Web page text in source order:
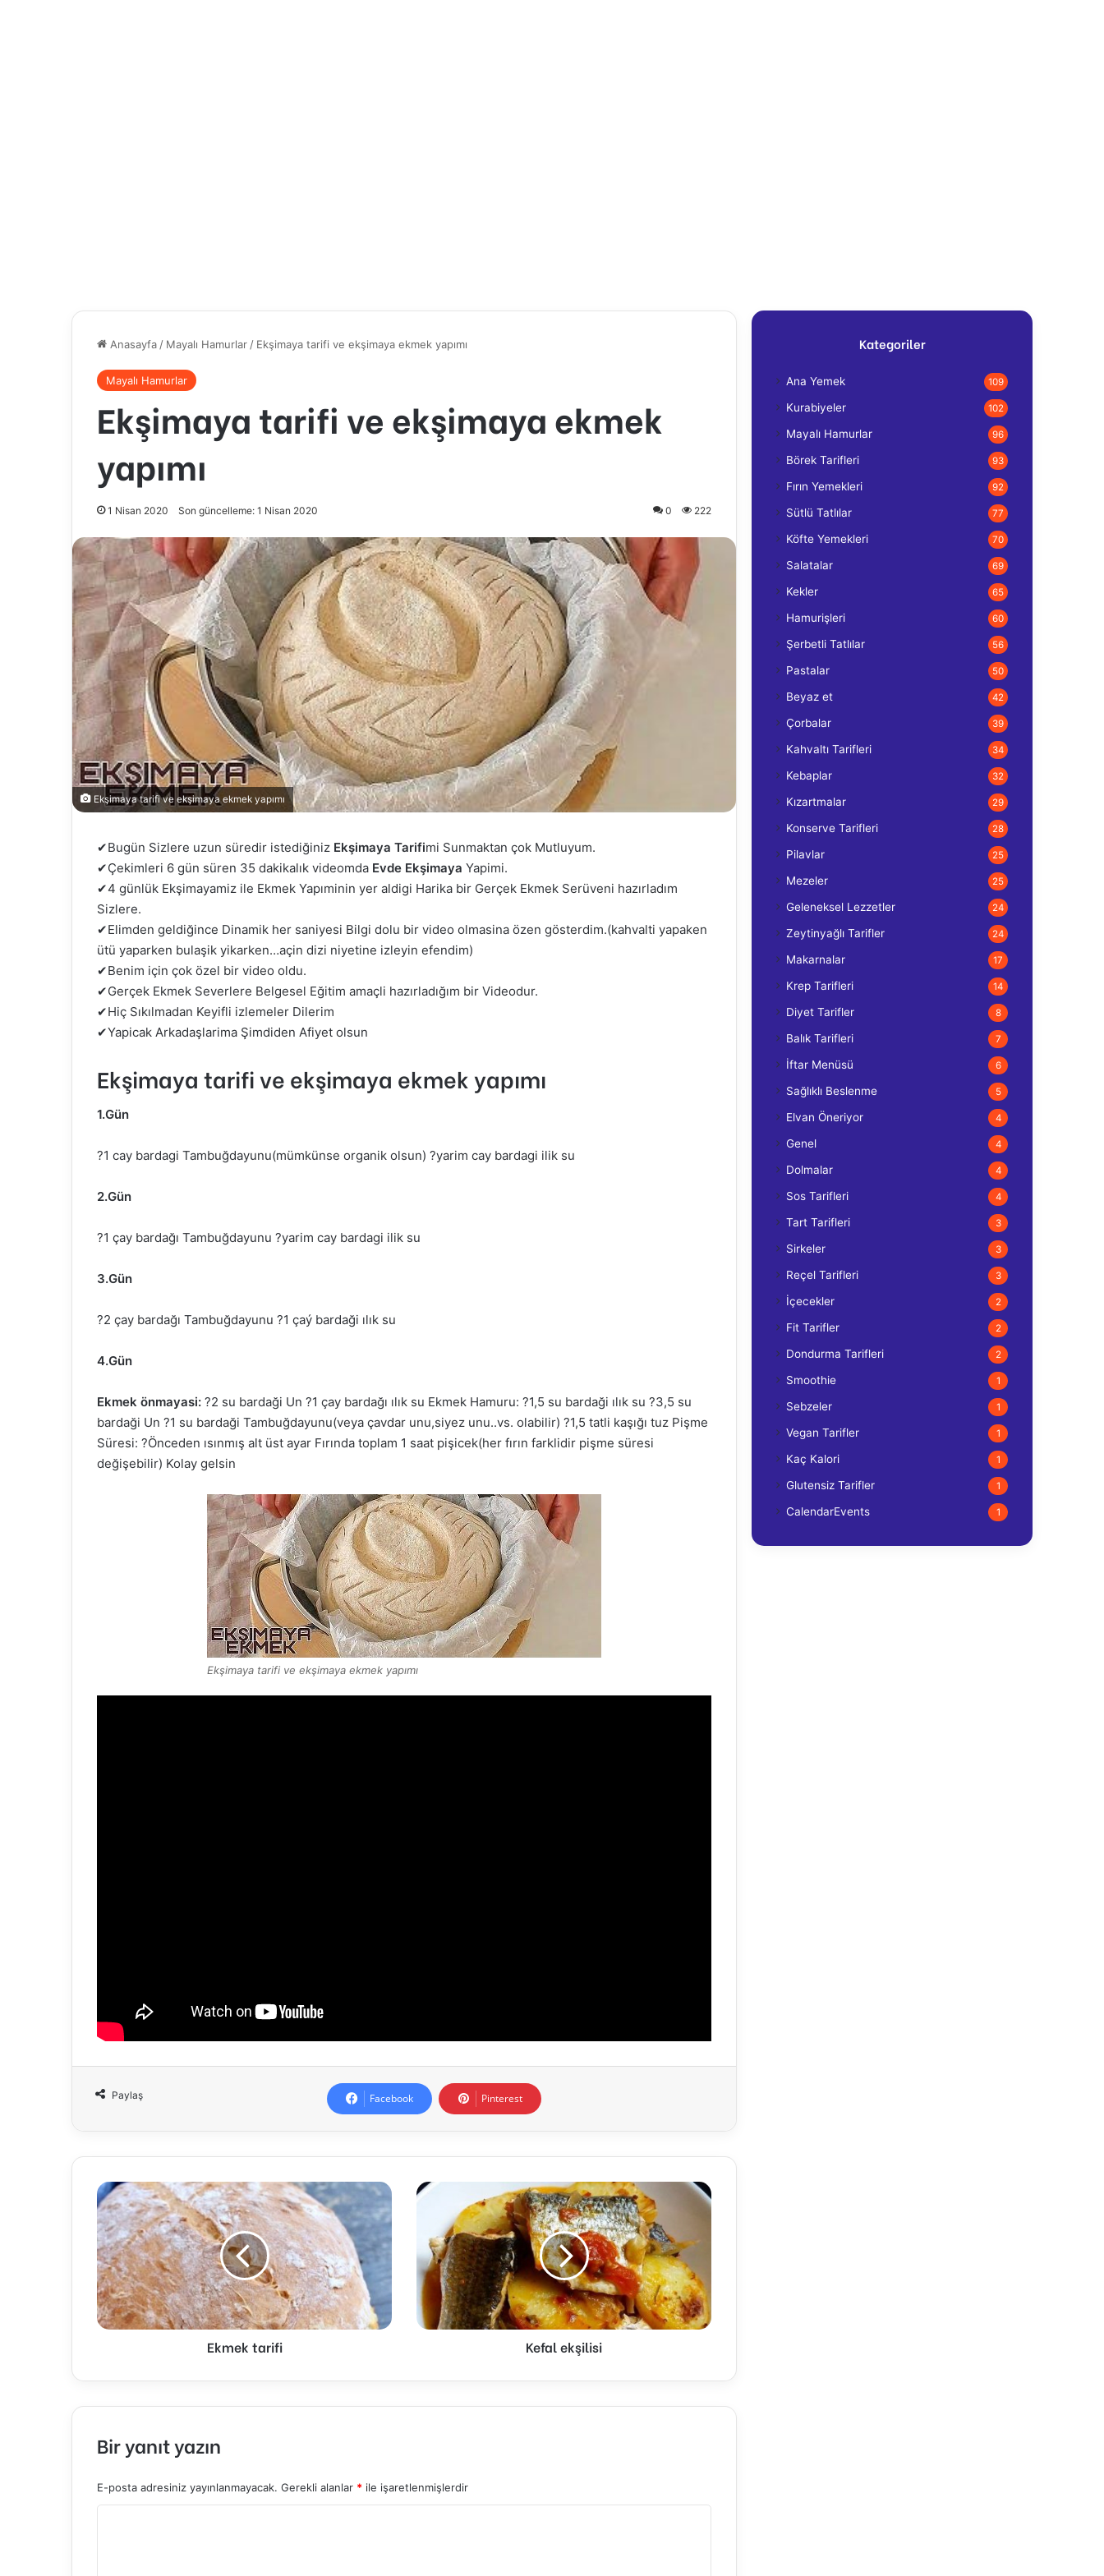
Anasayfa / Mayalı Hamurlar / Ekşimaya tarifi ve ekşimaya ekmek yapımı
Mayalı Hamurlar
Ekşimaya tarifi ve ekşimaya ekmek
yapımı
1 Nisan 2020 Son güncelleme: 1 Nisan 2020 0 222
Ekşimaya tarifi ve ekşimaya ekmek yapımı
✔Bugün Sizlere uzun süredir istediğiniz Ekşimaya Tarifimi Sunmaktan çok Mutluyum.
✔Çekimleri 6 gün süren 35 dakikalık videomda Evde Ekşimaya Yapimi.
✔4 günlük Ekşimayamiz ile Ekmek Yapıminin yer aldigi Harika bir Gerçek Ekmek Serüveni hazırladım
Sizlere.
✔Elimden geldiğince Dinamik her saniyesi Bilgi dolu bir video olmasina özen gösterdim.(kahvalti yapaken
ütü yaparken bulaşik yikarken…açin dizi niyetine izleyin efendim)
✔Benim için çok özel bir video oldu.
✔Gerçek Ekmek Severlere Belgesel Eğitim amaçli hazırladığım bir Videodur.
✔Hiç Sıkılmadan Keyifli izlemeler Dilerim
✔Yapicak Arkadaşlarima Şimdiden Afiyet olsun
Ekşimaya tarifi ve ekşimaya ekmek yapımı
1.Gün
?️1 cay bardagi Tambuğdayunu(mümkünse organik olsun) ?️yarim cay bardagi ilik su
2.Gün
?️1 çay bardağı Tambuğdayunu ?️yarim cay bardagi ilik su
3.Gün
?️2 çay bardağı Tambuğdayunu ?️1 çaý bardaği ılık su
4.Gün
Ekmek önmayasi: ?️2 su bardaği Un ?️1 çay bardağı ılık su Ekmek Hamuru: ?️1,5 su bardaği ılık su ?️3,5 su
bardaği Un ?️1 su bardaği Tambuğdayunu(veya çavdar unu,siyez unu..vs. olabilir) ?️1,5 tatli kaşığı tuz Pişme
Süresi: ?️Önceden ısınmış alt üst ayar Fırında toplam 1 saat pişicek(her fırın farklidir pişme süresi
değişebilir) Kolay gelsin
Ekşimaya tarifi ve ekşimaya ekmek yapımı
Paylaş Facebook Pinterest
Ekmek
tarifi
Ekmek tarifi
Kefal
Kefal ekşilisi
Bir yanıt yazın
E-posta adresiniz yayınlanmayacak. Gerekli alanlar * ile işaretlenmişlerdir
Kategoriler
Ana Yemek 109
Kurabiyeler 102
Mayalı Hamurlar 96
Börek Tarifleri 93
Fırın Yemekleri 92
Sütlü Tatlılar 77
Köfte Yemekleri 70
Salatalar 69
Kekler 65
Hamurişleri 60
Şerbetli Tatlılar 56
Pastalar 50
Beyaz et 42
Çorbalar 39
Kahvaltı Tarifleri 34
Kebaplar 32
Kızartmalar 29
Konserve Tarifleri 28
Pilavlar 25
Mezeler 25
Geleneksel Lezzetler 24
Zeytinyağlı Tarifler 24
Makarnalar 17
Krep Tarifleri 14
Diyet Tarifler 8
Balık Tarifleri 7
İftar Menüsü 6
Sağlıklı Beslenme 5
Elvan Öneriyor 4
Genel 4
Dolmalar 4
Sos Tarifleri 4
Tart Tarifleri 3
Sirkeler 3
Reçel Tarifleri 3
İçecekler 2
Fit Tarifler 2
Dondurma Tarifleri 2
Smoothie 1
Sebzeler 1
Vegan Tarifler 1
Kaç Kalori 1
Glutensiz Tarifler 1
CalendarEvents 1